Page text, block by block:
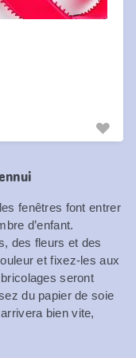
fenêtres font entrer
d’enfant.
des fleurs et des
et fixez-les aux
seront
du papier de soie
bien vite,